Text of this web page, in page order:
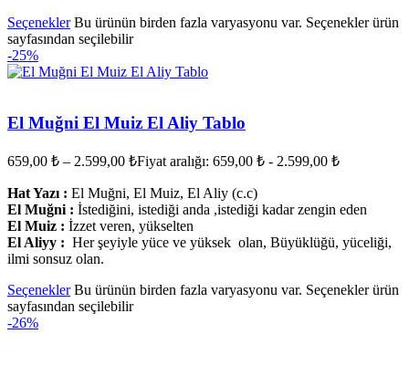
Seçenekler Bu ürünün birden fazla varyasyonu var. Seçenekler ürün
sayfasından seçilebilir
-25%
El Muğni El Muiz El Aliy Tablo
659,00 ₺ – 2.599,00 ₺Fiyat aralığı: 659,00 ₺ - 2.599,00 ₺
Hat Yazı : El Muğni, El Muiz, El Aliy (c.c)
El Muğni : İstediğini, istediği anda ,istediği kadar zengin eden
El Muiz : İzzet veren, yükselten
El Aliyy : Her şeyiyle yüce ve yüksek olan, Büyüklüğü, yüceliği,
ilmi sonsuz olan.
Seçenekler Bu ürünün birden fazla varyasyonu var. Seçenekler ürün
sayfasından seçilebilir
-26%